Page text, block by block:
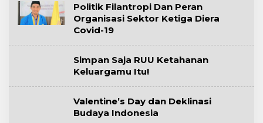
Politik Filantropi Dan Peran
Organisasi Sektor Ketiga Diera
Covid-19
Simpan Saja RUU Ketahanan
Keluargamu Itu!
Valentine’s Day dan Deklinasi
Budaya Indonesia